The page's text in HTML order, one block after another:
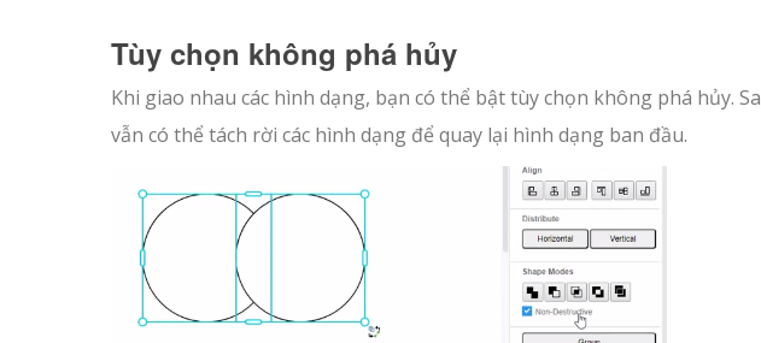
Tùy chọn không phá hủy
Khi giao nhau các hình dạng, bạn có thể bật tùy chọn không phá hủy.
vẫn có thể tách rời các hình dạng để quay lại hình dạng ban đầu.